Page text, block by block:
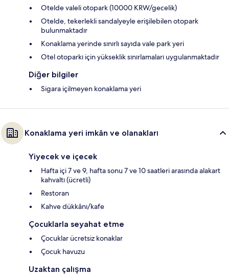
Otelde valeli otopark (10000 KRW/gecelik)
Otelde, tekerlekli sandalyeyle erişilebilen otopark
bulunmaktadır
Konaklama yerinde sınırlı sayıda vale park yeri
Otel otoparkı için yükseklik sınırlamaları uygulanmaktadır
Diğer bilgiler
Sigara içilmeyen konaklama yeri
Konaklama yeri imkân ve olanakları
Yiyecek ve içecek
Hafta içi 7 ve 9, hafta sonu 7 ve 10 saatleri arasında alakart
kahvaltı (ücretli)
Restoran
Kahve dükkânı/kafe
Çocuklarla seyahat etme
Çocuklar ücretsiz konaklar
Çocuk havuzu
Uzaktan çalışma